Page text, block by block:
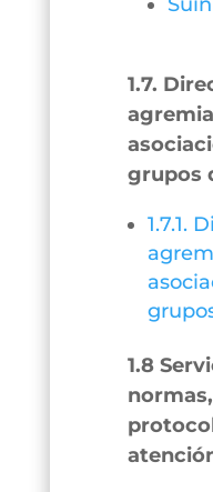
1.7.
grupos
1.7.1.
1.8